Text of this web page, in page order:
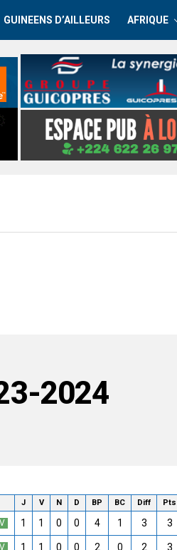
GUINEENS D’AILLEURS AFRIQUE
2024
J V N D BP BC Diff Pts
V 1 1 0 0 4 1 3 3
V 1 1 0 0 2 0 2 3